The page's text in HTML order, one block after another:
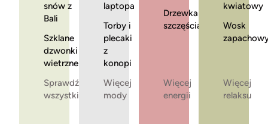
snów z
Bali
Szklane
dzwonki
wietrzne
Sprawdź
wszystkie
laptopa
Torby i
plecaki
z
konopi
Więcej
mody
Drzewka
szczęścia
Więcej
energii
kwiatowy
Wosk
Więcej
relaksu